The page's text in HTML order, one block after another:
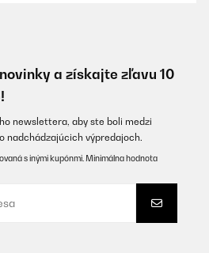
schnell auf und die Qualität überzeugt
hervorragendes Preis-Leistungs-
OVERENÁ KONTROLA
18/10/2025
a získajte zľavu 10
newslettera, aby ste boli medzi
nadchádzajúcich výpredajoch.
s inými kupónmi. Minimálna hodnota